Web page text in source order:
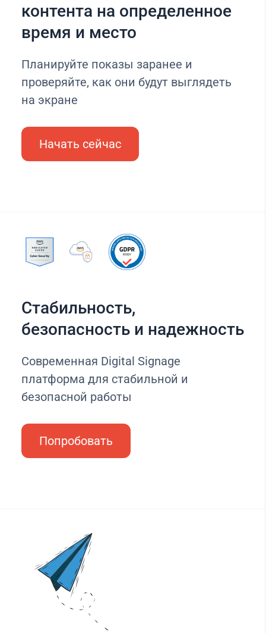
контента на определенное
время и место
Планируйте показы заранее и
проверяйте, как они будут выглядеть
на экране
Начать сейчас
Стабильность,
безопасность и надежность
Современная Digital Signage
платформа для стабильной и
безопасной работы
Попробовать